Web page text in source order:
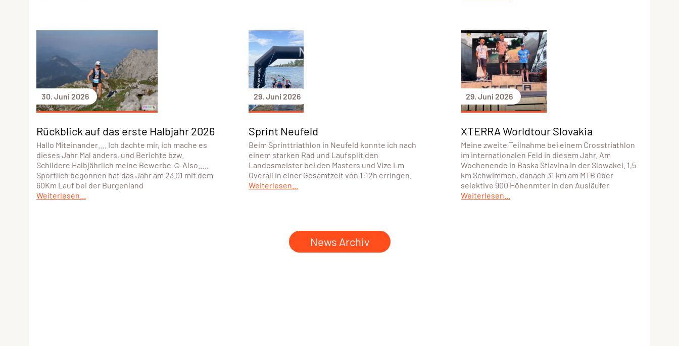
30. Juni 2026
Rückblick auf das erste Halbjahr 2026
Hallo Miteinander…. Ich dachte mir, ich mache es
dieses Jahr Mal anders, und Berichte bzw.
Schildere Halbjährlich meine Bewerbe ☺️ Also…..
Sportlich begonnen hat das Jahr am 23.01 mit dem
60Km Lauf bei der Burgenland
Weiterlesen...
29. Juni 2026
Sprint Neufeld
Beim Sprinttriathlon in Neufeld konnte ich nach
einem starken Rad und Laufsplit den
Landesmeister bei den Masters und Vize Lm
Overall in einer Gesamtzeit von 1:12h erringen.
Weiterlesen...
29. Juni 2026
XTERRA Worldtour Slovakia
Meine zweite Teilnahme bei einem Crosstriathlon
im internationalen Feld in diesem Jahr. Am
Wochenende in Baska Stiavina in der Slowakei. 1,5
km Schwimmen, danach 31 km am MTB über
selektive 900 Höhenmter in den Ausläufer
Weiterlesen...
News Archiv